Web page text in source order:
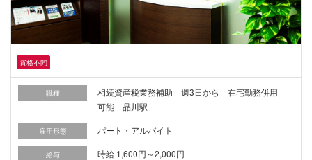
資格不問
職種
相続資産税業務補助 週3日から 在宅勤務併用
可能 品川駅
雇用形態 パート・アルバイト
給与 時給 1,600円～2,000円